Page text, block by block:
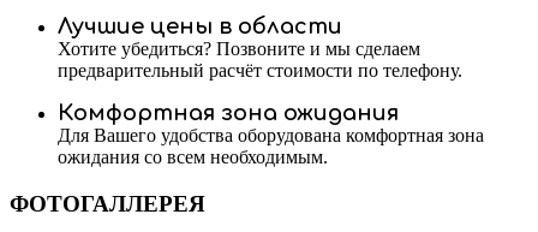
Лучшие цены в области
Хотите убедиться? Позвоните и мы сделаем
предварительный расчёт стоимости по телефону.
Комфортная зона ожидания
Для Вашего удобства оборудована комфортная зона
ожидания со всем необходимым.
ФОТОГАЛЛЕРЕЯ